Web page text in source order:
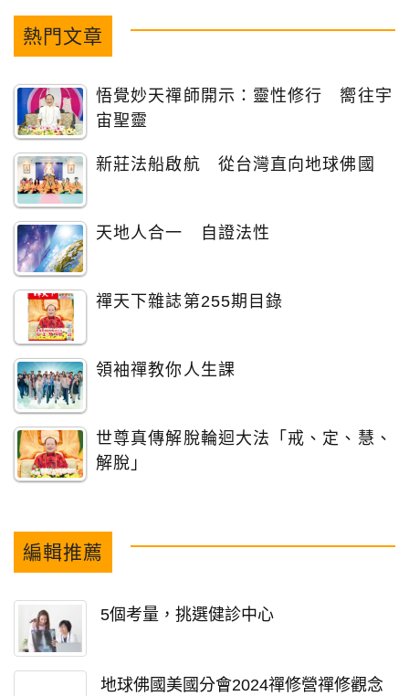
熱門文章
悟覺妙天禪師開示：靈性修行 嚮往宇
宙聖靈
新莊法船啟航 從台灣直向地球佛國
天地人合一 自證法性
禪天下雜誌第255期目錄
領袖禪教你人生課
世尊真傳解脫輪迴大法「戒、定、慧、
解脫」
編輯推薦
5個考量，挑選健診中心
地球佛國美國分會2024禪修營禪修觀念